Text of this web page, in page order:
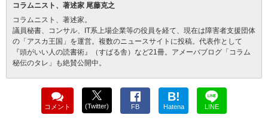
コラムニスト、著述家 尾藤克之
コラムニスト、著述家。
議員秘書、コンサル、IT系上場企業等の役員を経て、現在は障害者支援団体
の「アスカ王国」を運営。複数のニュースサイトに投稿。代表作として
『頭がいい人の読書術』（すばる舎）など21冊。アメーバブログ「コラム
秘伝のタレ」も絶賛公開中。
コメント (Twitter) FB
B!
Hatena LINE